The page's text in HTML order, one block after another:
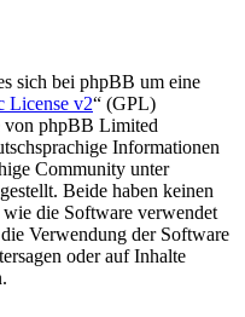
sich bei phpBB um eine
License v2“ (GPL)
von phpBB Limited
Informationen
Community unter
Beide haben keinen
die Software verwendet
Verwendung der Software
oder auf Inhalte